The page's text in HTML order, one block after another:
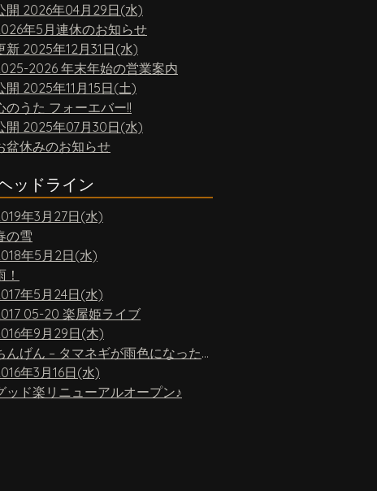
開 2026年04月29日(水)
年5月連休のお知らせ
新 2025年12月31日(水)
2026 年末年始の営業案内
開 2025年11月15日(土)
のうた フォーエバー!!
開 2025年07月30日(水)
盆休みのお知らせ
ッドライン
年3月27日(水)
の雪
年5月2日(水)
！
年5月24日(水)
05-20 楽屋姫ライブ
年9月29日(木)
ちんげん – タマネギが雨色になったら
年3月16日(水)
ッド楽リニューアルオープン♪